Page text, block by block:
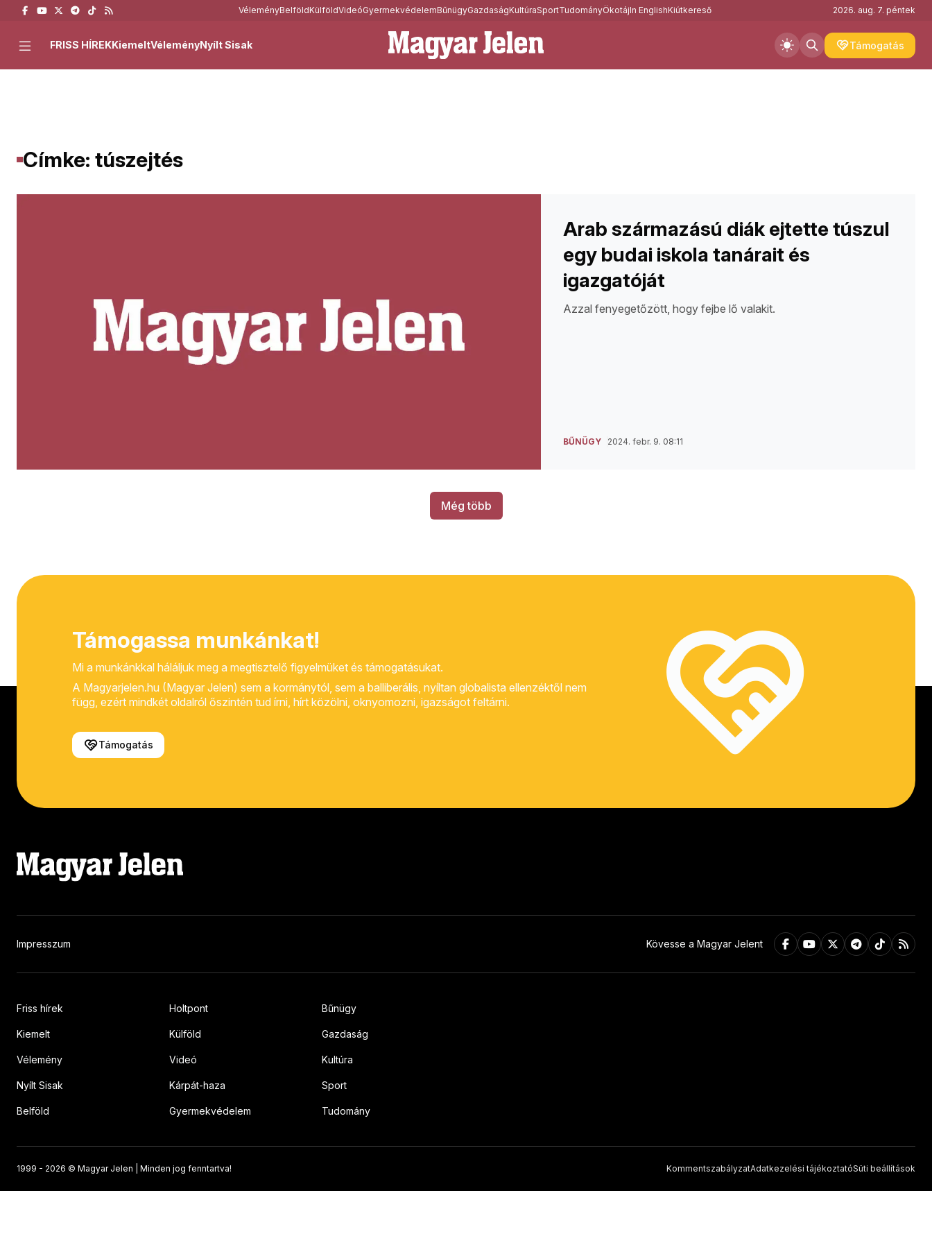
VéleményBelföldKülföldVideóGyermekvédelemBűnügyGazdaságKultúraSportTudományÖkotájIn EnglishKiútkereső 2026. aug. 7. péntek
Támogatás
FRISS HÍREKKiemeltVéleményNyílt Sisak
Címke: túszejtés
Arab származású diák ejtette túszul
egy budai iskola tanárait és
igazgatóját
Azzal fenyegetőzött, hogy fejbe lő valakit.
BŰNÜGY 2024. febr. 9. 08:11
Még több
Támogassa munkánkat!
Mi a munkánkkal háláljuk meg a megtisztelő figyelmüket és támogatásukat.
A Magyarjelen.hu (Magyar Jelen) sem a kormánytól, sem a balliberális, nyíltan globalista ellenzéktől nem
függ, ezért mindkét oldalról őszintén tud írni, hírt közölni, oknyomozni, igazságot feltárni.
Támogatás
Impresszum Kövesse a Magyar Jelent
Friss hírek
Kiemelt
Vélemény
Nyílt Sisak
Belföld
Holtpont
Külföld
Videó
Kárpát-haza
Gyermekvédelem
Bűnügy
Gazdaság
Kultúra
Sport
Tudomány
1999 - 2026 © Magyar Jelen | Minden jog fenntartva! KommentszabályzatAdatkezelési tájékoztatóSüti beállítások